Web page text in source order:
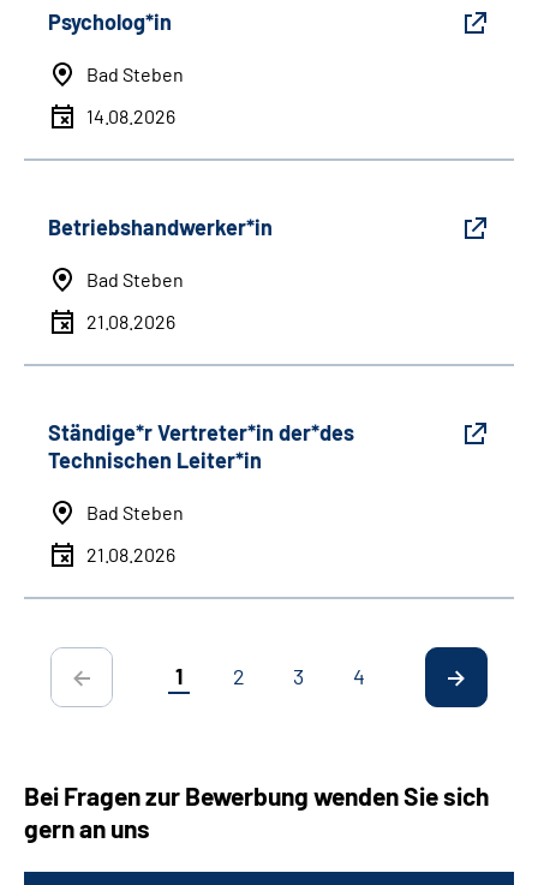
Psycholog*in
Bad Steben
14.08.2026
Betriebshandwerker*in
Bad Steben
21.08.2026
Ständige*r Vertreter*in der*des
Technischen Leiter*in
Bad Steben
21.08.2026
1 2 3 4
Bei Fragen zur Bewerbung wenden Sie sich
gern an uns